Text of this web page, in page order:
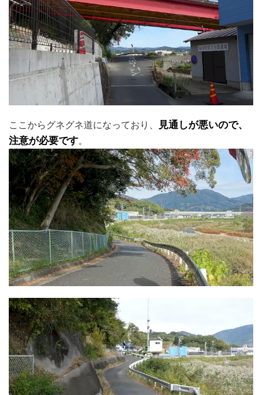
ここからグネグネ道になっており、
見通しが悪いので、
注意が必要です。